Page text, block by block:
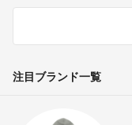
注目ブランド一覧